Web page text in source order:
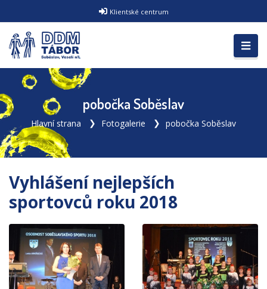
Klientské centrum
pobočka Soběslav
Hlavní strana Fotogalerie pobočka Soběslav
Vyhlášení nejlepších
sportovců roku 2018